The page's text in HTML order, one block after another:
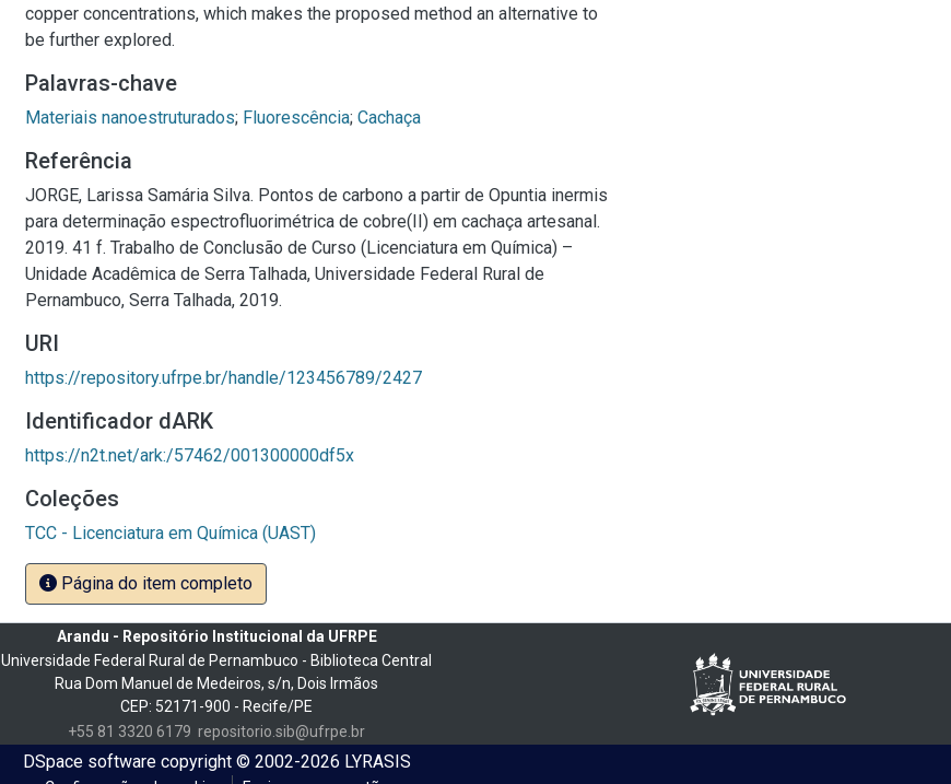
copper concentrations, which makes the proposed method an alternative to
be further explored.
Palavras-chave
Materiais nanoestruturados; Fluorescência; Cachaça
Referência
JORGE, Larissa Samária Silva. Pontos de carbono a partir de Opuntia inermis
para determinação espectrofluorimétrica de cobre(II) em cachaça artesanal.
2019. 41 f. Trabalho de Conclusão de Curso (Licenciatura em Química) –
Unidade Acadêmica de Serra Talhada, Universidade Federal Rural de
Pernambuco, Serra Talhada, 2019.
URI
https://repository.ufrpe.br/handle/123456789/2427
Identificador dARK
https://n2t.net/ark:/57462/001300000df5x
Coleções
TCC - Licenciatura em Química (UAST)
Página do item completo
Arandu - Repositório Institucional da UFRPE
Universidade Federal Rural de Pernambuco - Biblioteca Central
Rua Dom Manuel de Medeiros, s/n, Dois Irmãos
CEP: 52171-900 - Recife/PE
+55 81 3320 6179 repositorio.sib@ufrpe.br
DSpace softwarecopyright © 2002-2026 LYRASIS